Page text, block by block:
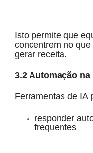
Isto permite que
concentrem no
gerar receita.
3.2 Automação na
Ferramentas de IA
responder
frequentes